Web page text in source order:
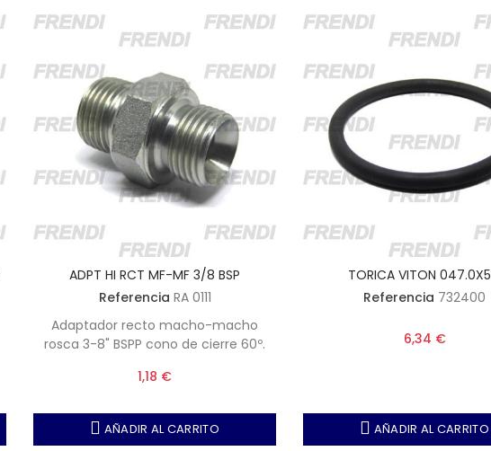
ADPT HI RCT MF-MF 3/8 BSP
Referencia RA 0111
Adaptador recto macho-macho
rosca 3-8" BSPP cono de cierre 60º.
1,18 €
AÑADIR AL CARRITO
TORICA VITON
Referencia 732400
6,34 €
AÑADIR AL CARRITO